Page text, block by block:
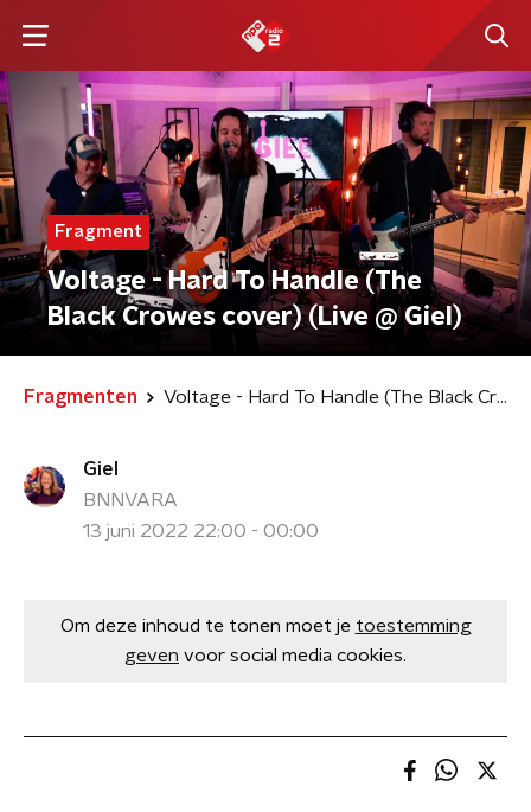
Fragment
Voltage - Hard To Handle (The
Black Crowes cover) (Live @ Giel)
Fragmenten Voltage - Hard To Handle (The Black Crowes cover) (Live @ Giel)
Giel
BNNVARA
13 juni 2022 22:00 - 00:00
Om deze inhoud te tonen moet je toestemming
geven voor social media cookies.